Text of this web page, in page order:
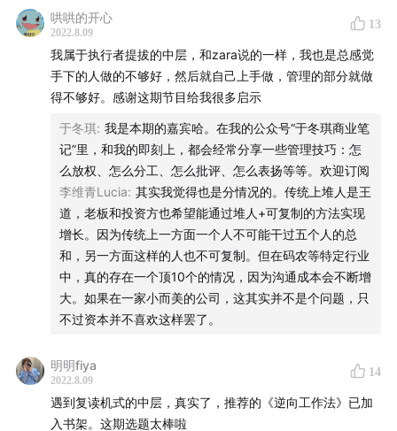
41:53 如何通过面试识别伪中层？
【Staff】
^ Zara、小北
^ yichen、陈太太
文字编辑^ 小北、yichen
^ Yao
【相关阅读】
《亚马逊逆向工作法》，作者：柯林·布里亚（Colin
Bryar）、比尔·卡尔（Bill Carr）。他们于20世纪90年代
末加盟亚马逊。在《亚马逊逆向工作法》一书中，两位长
期任职于亚马逊的公司高管揭示和整理了驱动这家公司成
功的工作方法和管理原则。其中，六页纸备忘录、从最佳
鉴使用。
于冬琪的商业笔记：
- 老板的传话筒，机械的把上级的话传下去
- 欺上瞒下，无论是团队的功劳还是个人的，都是他的功劳
- 老黄牛型，不会授权
啥是战略理解力
老板拆出来的这个战略，你得知道这个战略中间到底向你提
出来什么样的要求，你得有同样的能力能把这个战略也拆一
份出来。
为什么伪中层喜欢汇报呢
因为相比与拿到真业务结果，汇报容易的多。
为什么不容易拿到业务结果呢？
层级越往上，需要了解的业务信息宽度增加了，很多中层领
导，人到中年就不爱学习，上进心降低。
如何识别出伪中层呢？
哄哄的开心
2022.8.09
13
我属于执行者提拔的中层，和zara说的一样，我也是总感觉
手下的人做的不够好，然后就自己上手做，管理的部分就做
得不够好。感谢这期节目给我很多启示
于冬琪: 我是本期的嘉宾哈。在我的公众号“于冬琪商业笔
记”里，和我的即刻上，都会经常分享一些管理技巧：怎
么放权、怎么分工、怎么批评、怎么表扬等等。欢迎订阅
李维青Lucia: 其实我觉得也是分情况的。传统上堆人是王
道，老板和投资方也希望能通过堆人+可复制的方法实现
增长。因为传统上一方面一个人不可能干过五个人的总
和，另一方面这样的人也不可复制。但在码农等特定行业
中，真的存在一个顶10个的情况，因为沟通成本会不断增
大。如果在一家小而美的公司，这其实并不是个问题，只
不过资本并不喜欢这样罢了。
明明fiya
2022.8.09
14
遇到复读机式的中层，真实了，推荐的《逆向工作法》已加
入书架。这期选题太棒啦